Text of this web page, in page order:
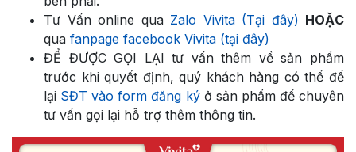
Tư Vấn online quaZalo Vivita (Tại đây) HOẶC
qua fanpage facebook Vivita (tại đây)
ĐỂ ĐƯỢC GỌI LẠI tư vấn thêm về sản phẩm
trước khi quyết định, quý khách hàng có thể để
lại SĐT vào form đăng kýở sản phẩm để chuyên
tư vấn gọi lại hỗ trợ thêm thông tin.